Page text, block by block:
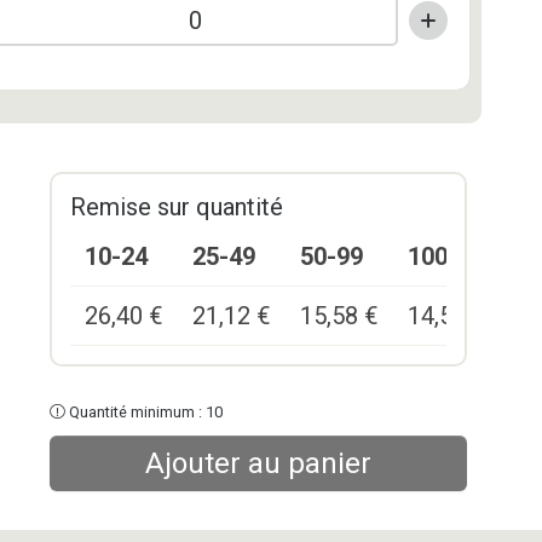
Remise sur quantité
10-24
25-49 50-99 100+
26,40 € 21,12 € 15,58 € 14,52
Quantité minimum : 10
Ajouter au panier